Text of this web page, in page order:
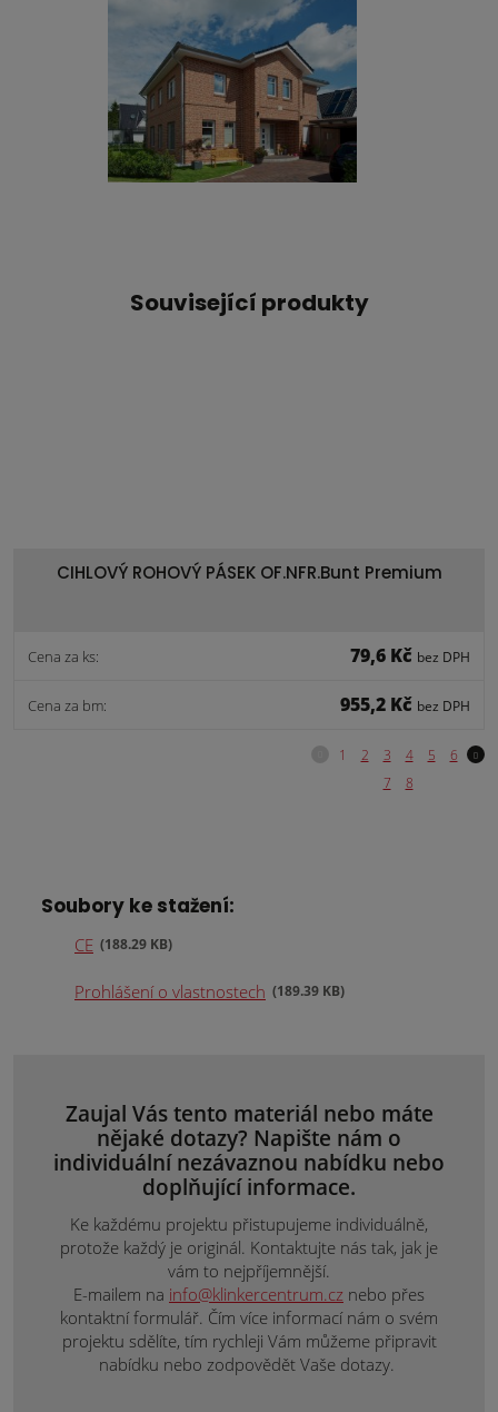
Související produkty
CIHLOVÝ ROHOVÝ PÁSEK OF.NFR.Bunt Premium
Cena za ks: 79,6 Kč bez DPH
Cena za bm: 955,2 Kč bez DPH
Soubory ke stažení:
CE 188.29 KB
Prohlášení o vlastnostech 189.39 KB
Zaujal Vás tento materiál nebo máte
nějaké dotazy? Napište nám o
individuální nezávaznou nabídku nebo
doplňující informace.
Ke každému projektu přistupujeme individuálně,
protože každý je originál. Kontaktujte nás tak, jak je
vám to nejpříjemnější.
E-mailem na info@klinkercentrum.cz nebo přes
kontaktní formulář. Čím více informací nám o svém
projektu sdělíte, tím rychleji Vám můžeme připravit
nabídku nebo zodpovědět Vaše dotazy.